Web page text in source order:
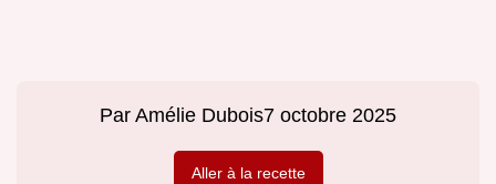
Par Amélie Dubois7 octobre 2025
Aller à la recette